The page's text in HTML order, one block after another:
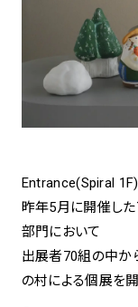
Spiral Nail Salon
Spiral Nail Salon
⾼輪
Store
グランスタ東京店
Entrance(Spiral 1F)
昨年5月に開催した
部門において
出展者70組の中か
の村による個展を開